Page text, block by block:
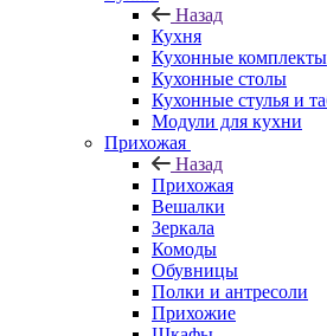
Назад
Кухня
Кухонные комплекты
Кухонные столы
Кухонные стулья и
Модули для кухни
Прихожая
Назад
Прихожая
Вешалки
Зеркала
Комоды
Обувницы
Полки и антресоли
Прихожие